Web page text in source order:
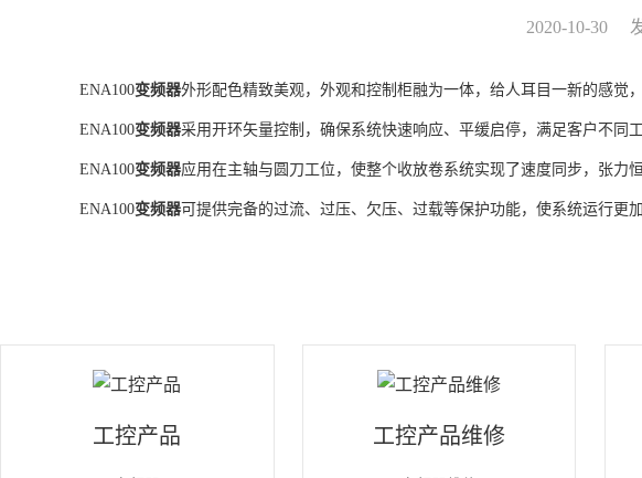
2020-10-30
ENA100变频器外形配色精致美观，外观和控制柜融为一体，给人耳目一新的感觉
ENA100变频器采用开环矢量控制，确保系统快速响应、平缓启停，满足客户不同
ENA100变频器应用在主轴与圆刀工位，使整个收放卷系统实现了速度同步，张力
ENA100变频器可提供完备的过流、过压、欠压、过载等保护功能，使系统运行更
工控产品 工控产品维修